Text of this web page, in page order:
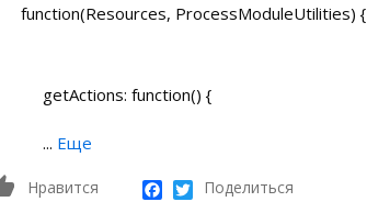
function(Resources, ProcessModuleUtilities) {
getActions: function() {
... Еще
0
Нравится Facebook
Twitter
Поделиться